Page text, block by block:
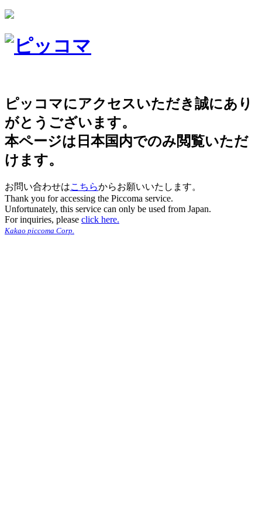
ピッコマにアクセスいただき誠にあり
がとうございます。
本ページは日本国内でのみ閲覧いただ
けます。
お問い合わせはこちらからお願いいたします。
Thank you for accessing the Piccoma service.
Unfortunately, this service can only be used from Japan.
For inquiries, please click here.
Kakao piccoma Corp.